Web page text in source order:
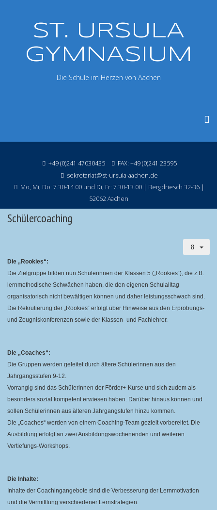
ST. URSULA
GYMNASIUM
Die Schule im Herzen von Aachen
+49 (0)241 47030435
FAX: +49 (0)241 23595
sekretariat@st-ursula-aachen.de
Mo, Mi, Do: 7.30-14.00 und Di, Fr: 7.30-13.00 | Bergdriesch 32-36 |
52062 Aachen
Schülercoaching
Die „Rookies“:
Die Zielgruppe bilden nun Schülerinnen der Klassen 5 („Rookies“), die z.B.
lernmethodische Schwächen haben, die den eigenen Schulalltag
organisatorisch nicht bewältigen können und daher leistungsschwach sind.
Die Rekrutierung der „Rookies“ erfolgt über Hinweise aus den Erprobungs-
und Zeugniskonferenzen sowie der Klassen- und Fachlehrer.
Die „Coaches“:
Die Gruppen werden geleitet durch ältere Schülerinnen aus den
Jahrgangsstufen 9-12.
Vorrangig sind das Schülerinnen der Förder+-Kurse und sich zudem als
besonders sozial kompetent erwiesen haben. Darüber hinaus können und
sollen Schülerinnen aus älteren Jahrgangstufen hinzu kommen.
Die „Coaches“ werden von einem Coaching-Team gezielt vorbereitet. Die
Ausbildung erfolgt an zwei Ausbildungswochenenden und weiteren
Vertiefungs-Workshops.
Die Inhalte:
Inhalte der Coachingangebote sind die Verbesserung der Lernmotivation
und die Vermittlung verschiedener Lernstrategien.